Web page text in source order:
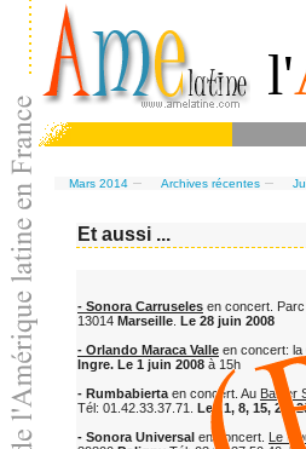
l'
Mars 2014 Archives récentes
Et aussi ...
- Sonora Carruseles en concert.
13014 Marseille Le 28 juin 2008
- Orlando Maraca Valle en concert: la
Ingre. Le 1 juin 2008 à 15h
- Rumbabierta en concert. Au Baiser
Tél: 01.42.33.37.71. Les 1, 8, 15, 22,
- Sonora Universal en concert. Le